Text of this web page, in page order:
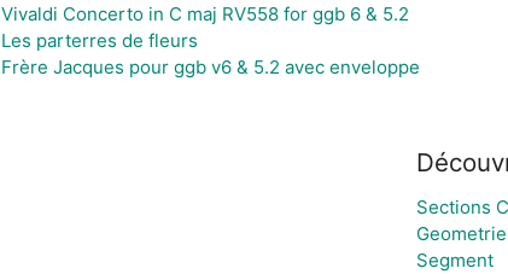
Vivaldi Concerto in C maj RV558 for ggb 6 & 5.2
Les parterres de fleurs
Frère Jacques pour ggb v6 & 5.2 avec enveloppe
Sections
Segment